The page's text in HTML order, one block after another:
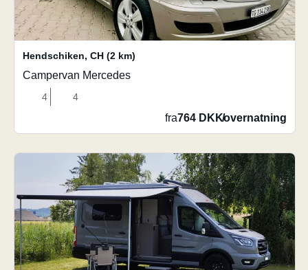
Hendschiken, CH (2 km)
Campervan Mercedes
4 4
fra764 DKK/overnatning